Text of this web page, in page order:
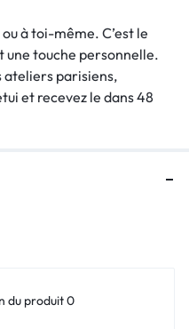
à toi-même. C’est le
touche personnelle.
ateliers parisiens,
et recevez le dans 48
du produit 0